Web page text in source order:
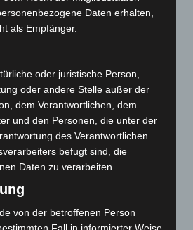
Daten erhalten,
als Empfänger.
oder juristische Person,
oder andere Stelle außer der
dem Verantwortlichen, dem
und den Personen, die unter der
des Verantwortlichen
befugt sind, die
Daten zu verarbeiten.
von der betroffenen Person
Fall in informierter Weise